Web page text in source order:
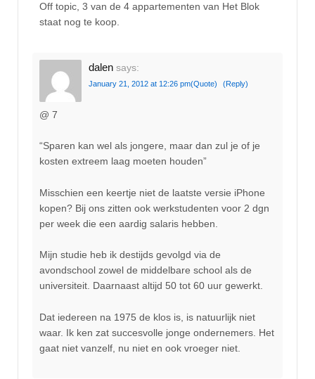
Off topic, 3 van de 4 appartementen van Het Blok
staat nog te koop.
dalen says:
January 21, 2012 at 12:26 pm(Quote) (Reply)
@ 7
“Sparen kan wel als jongere, maar dan zul je of je
kosten extreem laag moeten houden”
Misschien een keertje niet de laatste versie iPhone
kopen? Bij ons zitten ook werkstudenten voor 2 dgn
per week die een aardig salaris hebben.
Mijn studie heb ik destijds gevolgd via de
avondschool zowel de middelbare school als de
universiteit. Daarnaast altijd 50 tot 60 uur gewerkt.
Dat iedereen na 1975 de klos is, is natuurlijk niet
waar. Ik ken zat succesvolle jonge ondernemers. Het
gaat niet vanzelf, nu niet en ook vroeger niet.